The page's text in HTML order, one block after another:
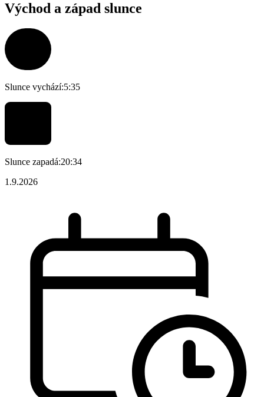
Východ a západ slunce
Slunce vychází:5:35
Slunce zapadá:20:34
1.9.2026